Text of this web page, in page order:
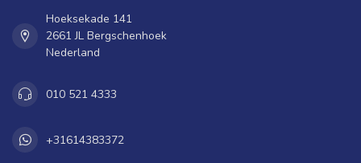
Hoeksekade 141
2661 JL Bergschenhoek
Nederland
010 521 4333
+31614383372